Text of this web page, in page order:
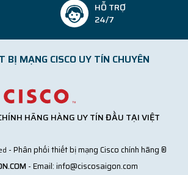
HỖ TRỢ
24/7
BỊ MẠNG CISCO UY TÍN CHUYÊN
HÃNG HÀNG UY TÍN ĐẦU TẠI VIỆT
- Phân phối thiết bị mạng Cisco chính hãng ®
- Email:info@ciscosaigon.com